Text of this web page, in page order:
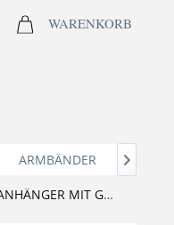
WARENKORB
ARMBÄNDER 
MÄNNERSCHMUCK DOG TAG HEART 925 SCHLÜSSELANHÄNGER MIT GRAVUR